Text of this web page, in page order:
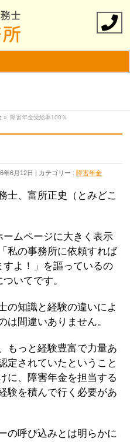
» 障害年金受給率100％
年6月12日 カテゴリー :障害年金
士、富所正史（とみどこ
ムページに大きく表示
私の事務所に依頼すれば
よ！」を謳っているの
いてです。
の知識と経験の違いによ
は間違いありません。
もっと経験豊富で力量あ
定されていたということ
に、障害年金を担当する
験を積んで行く必要があ
の呼び込みとは明らかに